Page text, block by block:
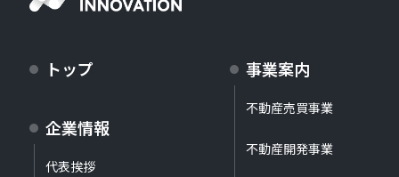
トップ
企業情報
代表挨拶
事業案内
不動産売買事業
不動産開発事業